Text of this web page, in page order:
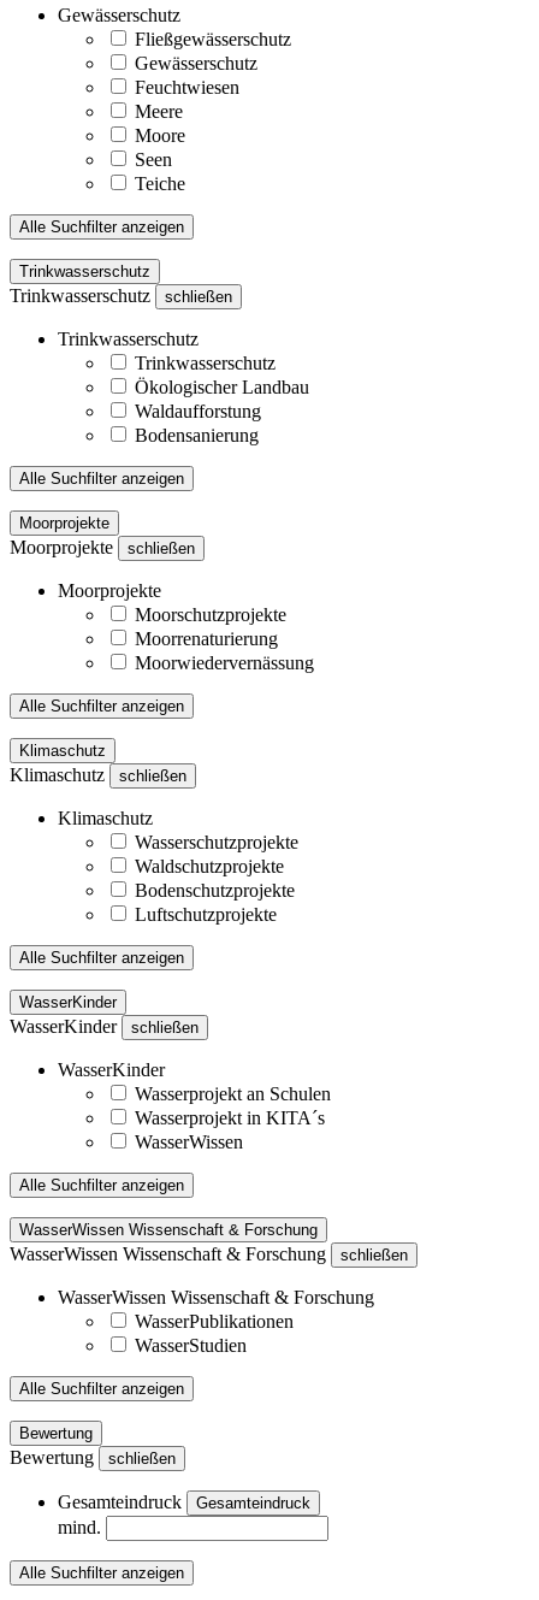
Gewässerschutz
Fließgewässerschutz
Gewässerschutz
Feuchtwiesen
Meere
Moore
Seen
Teiche
Alle Suchfilter anzeigen
Trinkwasserschutz
Trinkwasserschutz schließen
Trinkwasserschutz
Trinkwasserschutz
Ökologischer Landbau
Waldaufforstung
Bodensanierung
Alle Suchfilter anzeigen
Moorprojekte
Moorprojekte schließen
Moorprojekte
Moorschutzprojekte
Moorrenaturierung
Moorwiedervernässung
Alle Suchfilter anzeigen
Klimaschutz
Klimaschutz schließen
Klimaschutz
Wasserschutzprojekte
Waldschutzprojekte
Bodenschutzprojekte
Luftschutzprojekte
Alle Suchfilter anzeigen
WasserKinder
WasserKinder schließen
WasserKinder
Wasserprojekt an Schulen
Wasserprojekt in KITA´s
WasserWissen
Alle Suchfilter anzeigen
WasserWissen Wissenschaft & Forschung
WasserWissen Wissenschaft & Forschung schließen
WasserWissen Wissenschaft & Forschung
WasserPublikationen
WasserStudien
Alle Suchfilter anzeigen
Bewertung
Bewertung schließen
Gesamteindruck Gesamteindruck
mind.
Alle Suchfilter anzeigen